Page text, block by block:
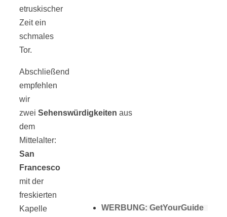
etruskischer
Zeit ein
schmales
Tor.
Abschließend
empfehlen
wir
zwei Sehenswürdigkeiten aus
dem
Mittelalter:
San
Francesco
mit der
freskierten
Kapelle
WERBUNG: GetYourGuide